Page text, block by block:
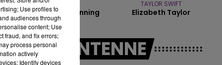
LA POP MACHINE - CHAMPAGNE FM
End Of Beginning
TAYLOR SWIFT
Elizabeth Taylor
A L'ANTENNE
Use profiles to
audiences through
content; Use
fraud, and fix errors;
process personal
actively
Identify devices